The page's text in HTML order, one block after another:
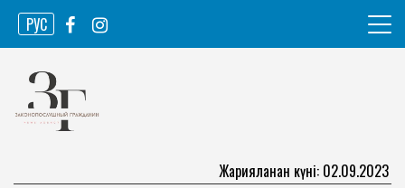
Skip
content
РУС
Законопослушный гражданин
Жарияланған күні: 02.09.2023